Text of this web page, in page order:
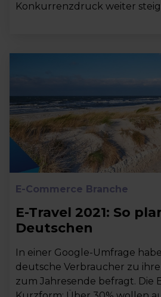
Konkurrenzdruck weiter
E-Commerce Branche
E-Travel 2021: So
Deutschen
In einer Google-Umfrage
deutsche Verbraucher zu
zum Jahresende befragt. Die